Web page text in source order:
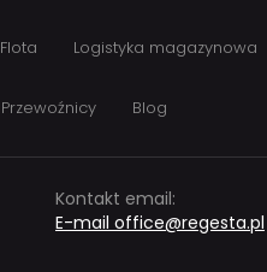
Flota Logistyka magazynowa
Przewoźnicy Blog
Kontakt email:
E-mail office@regesta.pl